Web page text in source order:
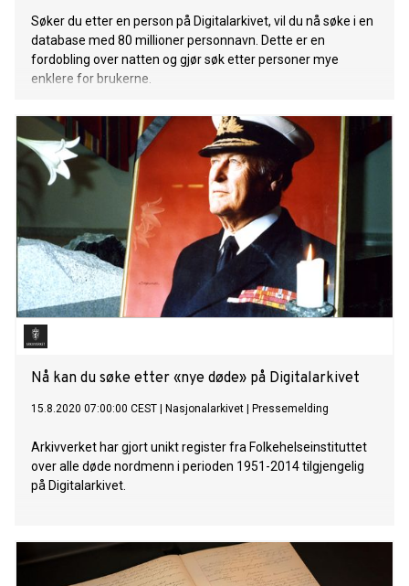
Søker du etter en person på Digitalarkivet, vil du nå søke i en
database med 80 millioner personnavn. Dette er en
fordobling over natten og gjør søk etter personer mye
enklere for brukerne.
Nå kan du søke etter «nye døde» på Digitalarkivet
15.8.2020 07:00:00 CEST Nasjonalarkivet Pressemelding
Arkivverket har gjort unikt register fra Folkehelseinstituttet
over alle døde nordmenn i perioden 1951-2014 tilgjengelig
på Digitalarkivet.